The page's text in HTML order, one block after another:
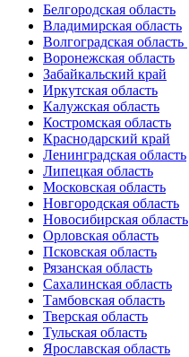
Белгородская область
Владимирская область
Волгоградская область
Воронежская область
Забайкальский край
Иркутская область
Калужская область
Костромская область
Краснодарский край
Ленинградская область
Липецкая область
Московская область
Новгородская область
Новосибирская область
Орловская область
Псковская область
Рязанская область
Сахалинская область
Тамбовская область
Тверская область
Тульская область
Ярославская область